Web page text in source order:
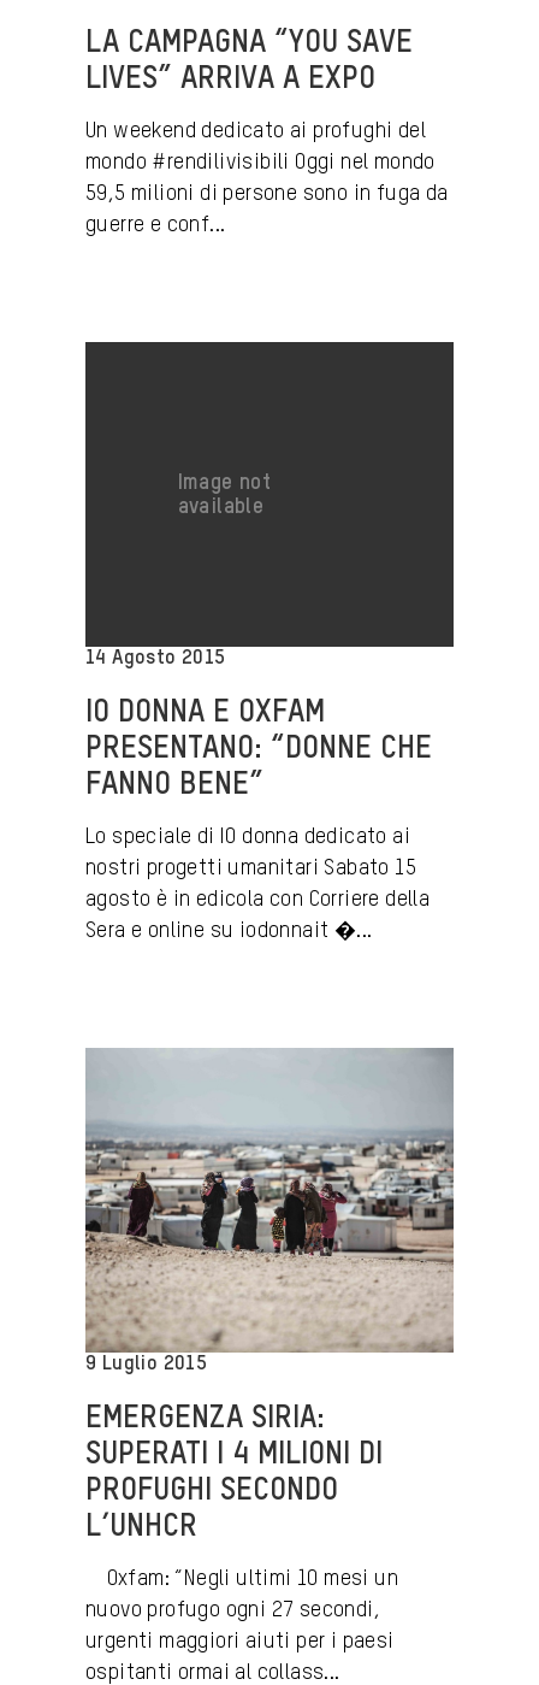
LA CAMPAGNA “YOU SAVE
LIVES” ARRIVA A EXPO
Un weekend dedicato ai profughi del
mondo #rendilivisibili Oggi nel mondo
59,5 milioni di persone sono in fuga da
guerre e conf...
14 Agosto 2015
IO DONNA E OXFAM
PRESENTANO: “DONNE CHE
FANNO BENE”
Lo speciale di IO donna dedicato ai
nostri progetti umanitari Sabato 15
agosto è in edicola con Corriere della
Sera e online su iodonnait �...
9 Luglio 2015
EMERGENZA SIRIA:
SUPERATI I 4 MILIONI DI
PROFUGHI SECONDO
L’UNHCR
Oxfam: “Negli ultimi 10 mesi un
nuovo profugo ogni 27 secondi,
urgenti maggiori aiuti per i paesi
ospitanti ormai al collass...